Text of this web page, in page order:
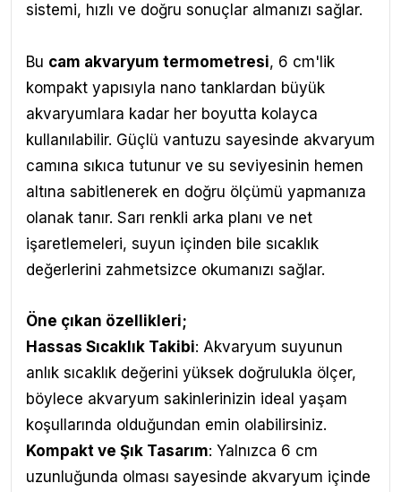
sistemi, hızlı ve doğru sonuçlar almanızı sağlar.
Bu cam akvaryum termometresi, 6 cm'lik
kompakt yapısıyla nano tanklardan büyük
akvaryumlara kadar her boyutta kolayca
kullanılabilir. Güçlü vantuzu sayesinde akvaryum
camına sıkıca tutunur ve su seviyesinin hemen
altına sabitlenerek en doğru ölçümü yapmanıza
olanak tanır. Sarı renkli arka planı ve net
işaretlemeleri, suyun içinden bile sıcaklık
değerlerini zahmetsizce okumanızı sağlar.
Öne çıkan özellikleri;
Hassas Sıcaklık Takibi: Akvaryum suyunun
anlık sıcaklık değerini yüksek doğrulukla ölçer,
böylece akvaryum sakinlerinizin ideal yaşam
koşullarında olduğundan emin olabilirsiniz.
Kompakt ve Şık Tasarım: Yalnızca 6 cm
uzunluğunda olması sayesinde akvaryum içinde